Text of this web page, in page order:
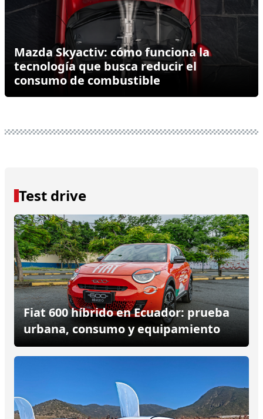
Mazda Skyactiv: cómo funciona la
tecnología que busca reducir el
consumo de combustible
Test drive
Fiat 600 híbrido en Ecuador: prueba
urbana, consumo y equipamiento